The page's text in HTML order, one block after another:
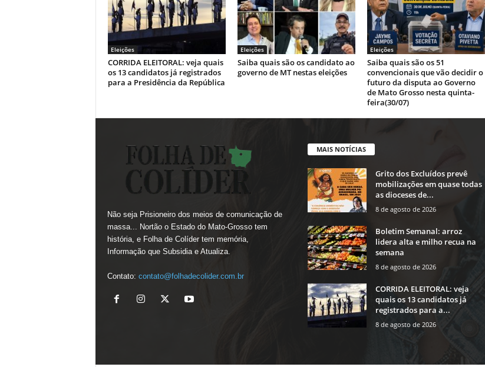
Eleições
CORRIDA ELEITORAL: veja quais
os 13 candidatos já registrados
para a Presidência da República
Eleições
Saiba quais são os candidato ao
governo de MT nestas eleições
Eleições
Saiba quais são os 51
convencionais que vão decidir o
futuro da disputa ao Governo
de Mato Grosso nesta quinta-
feira(30/07)
Não seja Prisioneiro dos meios de comunicação de
massa... Nortão o Estado do Mato-Grosso tem
história, e Folha de Colíder tem memória,
Informação que Subsidia e Atualiza.
Contato: contato@folhadecolider.com.br
MAIS NOTÍCIAS
Grito dos Excluídos prevê
mobilizações em quase todas
as dioceses de...
8 de agosto de 2026
Boletim Semanal: arroz
lidera alta e milho recua na
semana
8 de agosto de 2026
CORRIDA ELEITORAL: veja
quais os 13 candidatos já
registrados para a...
8 de agosto de 2026